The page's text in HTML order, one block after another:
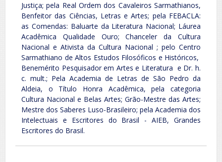
Justiça; pela Real Ordem dos Cavaleiros Sarmathianos,
Benfeitor das Ciências, Letras e Artes; pela FEBACLA:
as Comendas: Baluarte da Literatura Nacional; Láurea
Acadêmica Qualidade Ouro; Chanceler da Cultura
Nacional e Ativista da Cultura Nacional ; pelo Centro
Sarmathiano de Altos Estudos Filosóficos e Históricos,
Benemérito Pesquisador em Artes e Literatura e Dr. h.
c. mult.; Pela Academia de Letras de São Pedro da
Aldeia, o Título Honra Acadêmica, pela categoria
Cultura Nacional e Belas Artes; Grão-Mestre das Artes;
Mestre dos Saberes Luso-Brasileiro; pela Academia dos
Intelectuais e Escritores do Brasil - AIEB, Grandes
Escritores do Brasil.